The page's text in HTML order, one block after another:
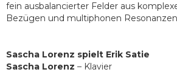
fein ausbalancierter Felder aus
Bezügen und multiphonen
Sascha Lorenz spielt Erik Satie
Sascha Lorenz – Klavier